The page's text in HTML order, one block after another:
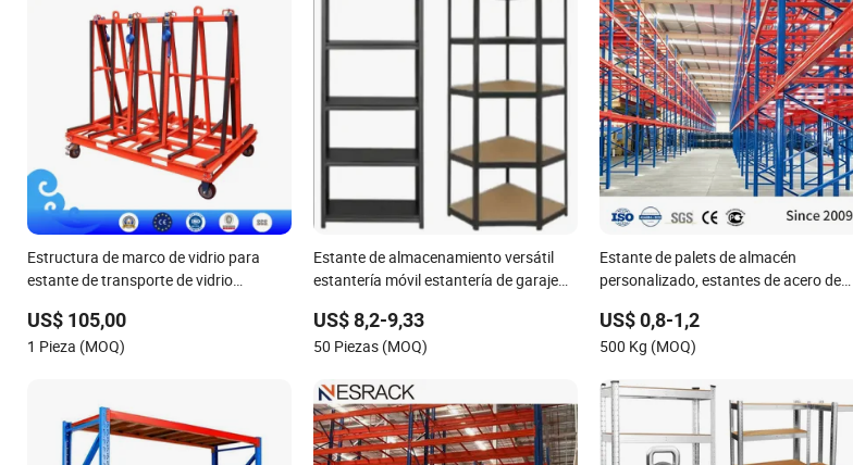
Estructura de marco de vidrio para
estante de transporte de vidrio
US$ 105,00
1 Pieza (MOQ)
Estante de almacenamiento versátil
estantería móvil estantería de garaje
metal estantería sin tornillos
US$ 8,2-9,33
50 Piezas (MOQ)
Estante de palets de almacén
personalizado, estantes de acero de
almacenamiento ajustable de múltiples
capas, sistema de estanterías de vigas
US$ 0,8-1,2
500 Kg (MOQ)